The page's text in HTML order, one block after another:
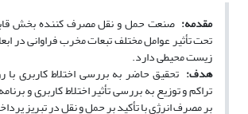
مقدمه: صنعت حمل و نقل مصرف کننده بخش
تحت تأثیر عوامل مختلف تبعات مخرب فراوانی در
زیست محیطی دارد.
هدف: تحقیق حاضر به بررسی اختلاط کاربری با
تراکم و توزیع به بررسی تأثیر اختلاط کاربری و
بر مصرف انرژی با تأکید بر حمل و نقل در تبریز